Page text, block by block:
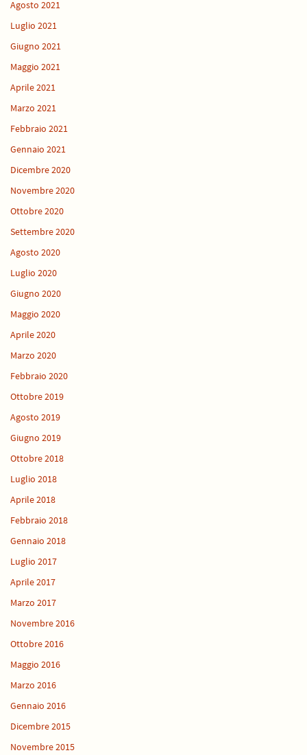
Agosto 2021
Luglio 2021
Giugno 2021
Maggio 2021
Aprile 2021
Marzo 2021
Febbraio 2021
Gennaio 2021
Dicembre 2020
Novembre 2020
Ottobre 2020
Settembre 2020
Agosto 2020
Luglio 2020
Giugno 2020
Maggio 2020
Aprile 2020
Marzo 2020
Febbraio 2020
Ottobre 2019
Agosto 2019
Giugno 2019
Ottobre 2018
Luglio 2018
Aprile 2018
Febbraio 2018
Gennaio 2018
Luglio 2017
Aprile 2017
Marzo 2017
Novembre 2016
Ottobre 2016
Maggio 2016
Marzo 2016
Gennaio 2016
Dicembre 2015
Novembre 2015